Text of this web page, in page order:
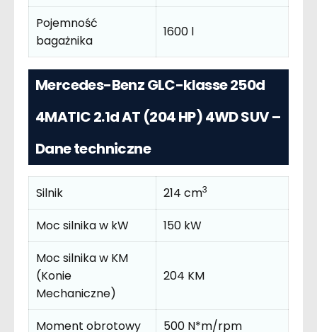
Pojemność
bagażnika
1600 l
Mercedes-Benz GLC-klasse 250d
4MATIC 2.1d AT (204 HP) 4WD SUV –
Dane techniczne
Silnik 214 cm3
Moc silnika w kW
150 kW
Moc silnika w KM
(Konie
Mechaniczne)
204 KM
Moment obrotowy
500 N*m/rpm